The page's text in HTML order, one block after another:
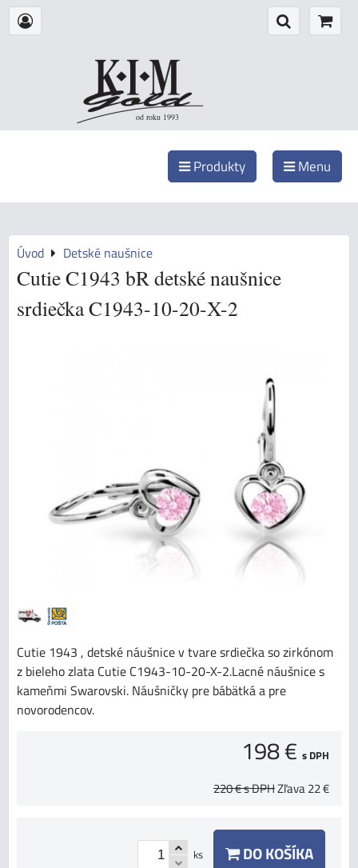
od roku 1993
Produkty Menu
Úvod Detské naušnice
Cutie C1943 bR detské naušnice
srdiečka C1943-10-20-X-2
Cutie 1943 , detské náušnice v tvare srdiečka so zirkónom
z bieleho zlata Cutie C1943-10-20-X-2.Lacné náušnice s
kameňmi Swarovski. Náušničky pre bábätká a pre
novorodencov.
198 € s DPH
220 €s DPHZľava22 €
ks DO KOŠÍKA